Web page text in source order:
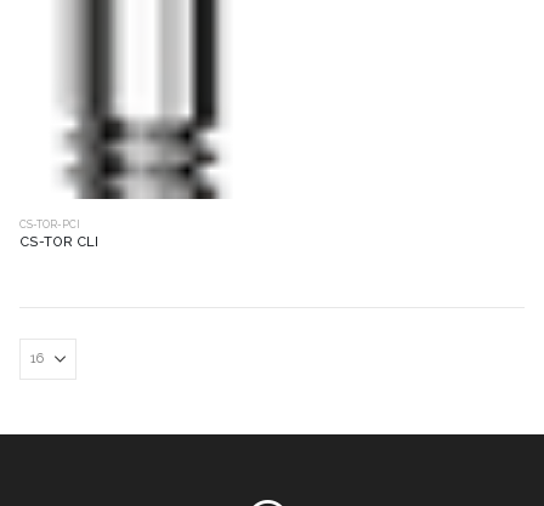
CS-TOR-PCI
CS-TOR CLI